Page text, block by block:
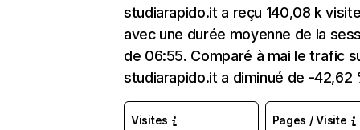
studiarapido.it a reçu 140,08 k
avec une durée moyenne de la
de 06:55. Comparé à mai le trafic
studiarapido.it a diminué de -42,62
Visites Pages / Visite